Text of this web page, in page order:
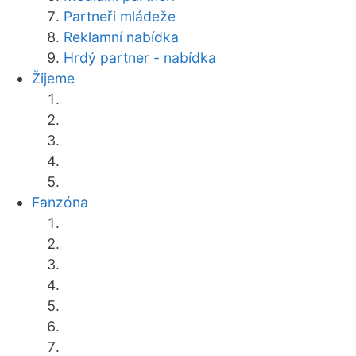
Partneři mládeže
Reklamní nabídka
Hrdý partner - nabídka
Žijeme
Fanzóna